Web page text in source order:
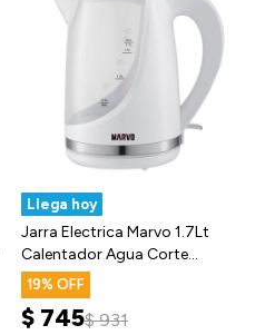
Llega hoy
Jarra Electrica Marvo 1.7Lt
Calentador Agua Corte
Automatico
19
$ 745$ 931